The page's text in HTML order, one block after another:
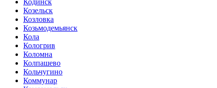
Козельск
Козловка
Козьмодемьянск
Кола
Кологрив
Коломна
Колпашево
Кольчугино
Коммунар